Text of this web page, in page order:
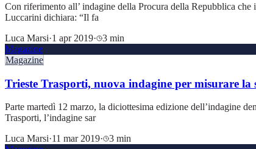
Con riferimento all’ indagine della Procura della Repubblica
Luccarini dichiara: “Il fa
Luca Marsi·1 apr 2019·
3 min
Magazine
Magazine
Trieste Trasporti, nuova indagine per misurare la
Parte martedì 12 marzo, la diciottesima edizione dell’indagine
Trasporti, l’indagine sar
Luca Marsi·11 mar 2019·
3 min